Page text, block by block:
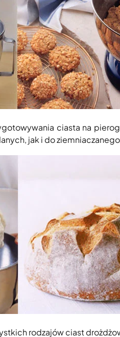
ciasta na
jak i do
rodzajów ciast